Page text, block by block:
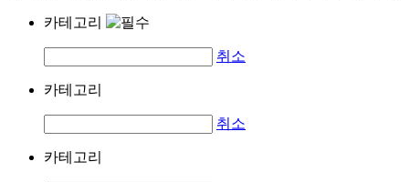
카테고리
취소
카테고리
취소
카테고리